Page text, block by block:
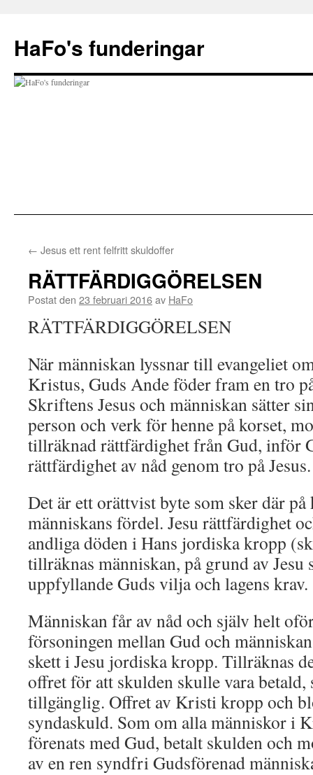
innehåll
HaFo's funderingar
← Jesus ett rent felfritt skuldoffer
RÄTTFÄRDIGGÖRELSEN
Postat den 23 februari 2016av HaFo
RÄTTFÄRDIGGÖRELSEN
När människan lyssnar till evangeliet
Kristus, Guds Ande föder fram en tro
Skriftens Jesus och människan sätter
person och verk för henne på korset,
tillräknad rättfärdighet från Gud, inför
rättfärdighet av nåd genom tro på
Det är ett orättvist byte som sker där
människans fördel. Jesu rättfärdighet
andliga döden i Hans jordiska kropp
tillräknas människan, på grund av
uppfyllande Guds vilja och lagens krav.
Människan får av nåd och själv helt
försoningen mellan Gud och
skett i Jesu jordiska kropp. Tillräknas
offret för att skulden skulle vara betald,
tillgänglig. Offret av Kristi kropp och
syndaskuld. Som om alla människor i
förenats med Gud, betalt skulden och
av en ren syndfri Gudsförenad